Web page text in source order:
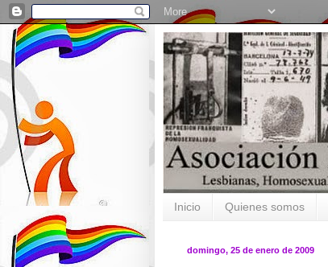
Inicio Quienes somos
domingo, 25 de enero de 2009